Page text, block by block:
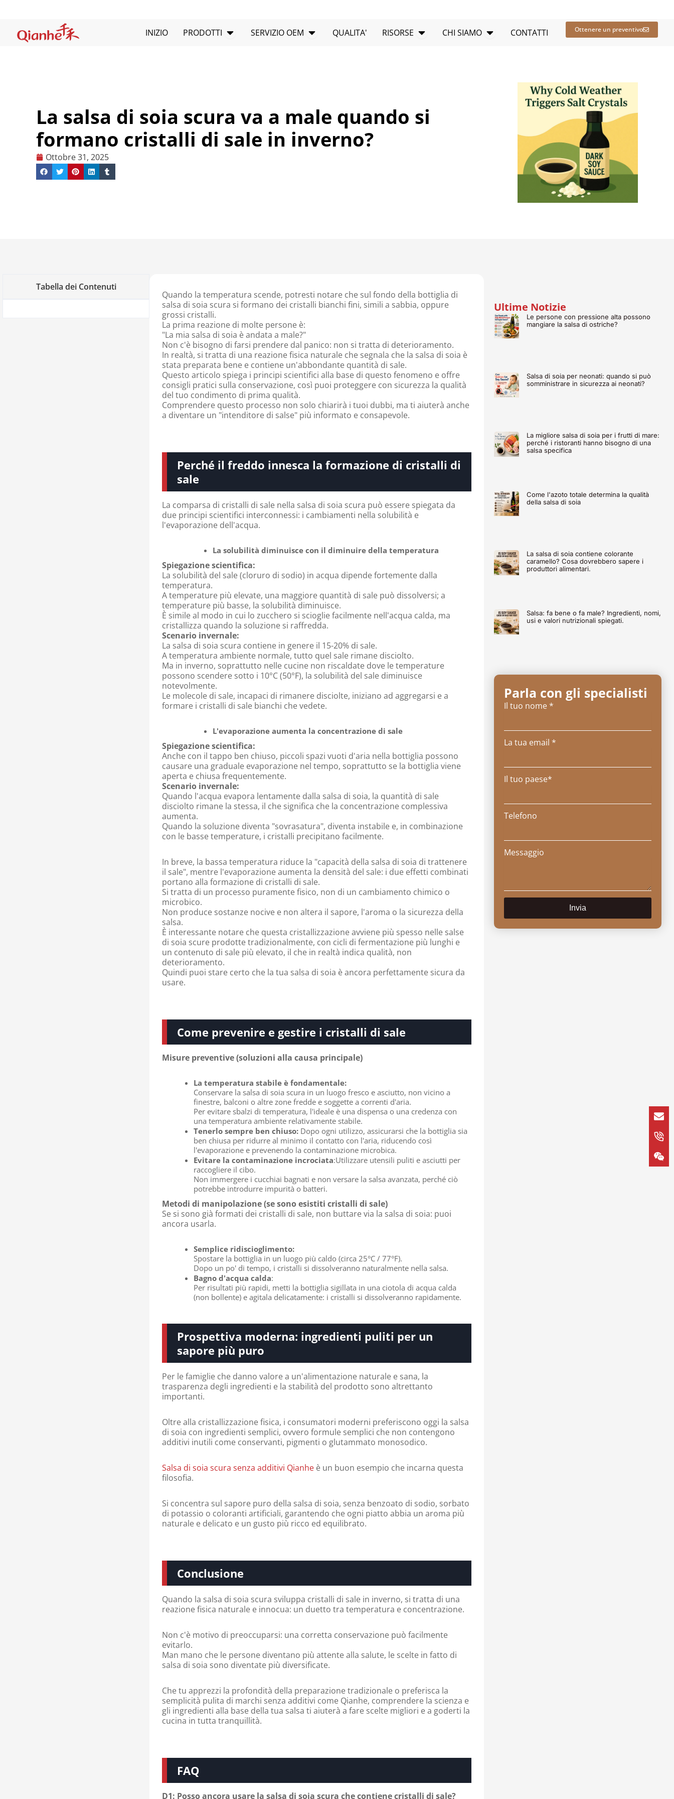
contenuto
INIZIO PRODOTTI Apri PRODOTTI
SERVIZIO OEM Apri il SERVIZIO OEM
QUALITA' RISORSE RISORSE APERTE
CHI SIAMO Apri CHI SIAMO
CONTATTI Ottenere un preventivo
La salsa di soia scura va a male quando si
formano cristalli di sale in inverno?
Ottobre 31, 2025
Tabella dei Contenuti
Quando la temperatura scende, potresti notare che sul fondo della bottiglia di
salsa di soia scura si formano dei cristalli bianchi fini, simili a sabbia, oppure
grossi cristalli.
La prima reazione di molte persone è:
"La mia salsa di soia è andata a male?"
Non c'è bisogno di farsi prendere dal panico: non si tratta di deterioramento.
In realtà, si tratta di una reazione fisica naturale che segnala che la salsa di soia è
stata preparata bene e contiene un'abbondante quantità di sale.
Questo articolo spiega i principi scientifici alla base di questo fenomeno e offre
consigli pratici sulla conservazione, così puoi proteggere con sicurezza la qualità
del tuo condimento di prima qualità.
Comprendere questo processo non solo chiarirà i tuoi dubbi, ma ti aiuterà anche
a diventare un "intenditore di salse" più informato e consapevole.
Perché il freddo innesca la formazione di cristalli di
sale
La comparsa di cristalli di sale nella salsa di soia scura può essere spiegata da
due principi scientifici interconnessi: i cambiamenti nella solubilità e
l'evaporazione dell'acqua.
La solubilità diminuisce con il diminuire della temperatura
Spiegazione scientifica:
La solubilità del sale (cloruro di sodio) in acqua dipende fortemente dalla
temperatura.
A temperature più elevate, una maggiore quantità di sale può dissolversi; a
temperature più basse, la solubilità diminuisce.
È simile al modo in cui lo zucchero si scioglie facilmente nell'acqua calda, ma
cristallizza quando la soluzione si raffredda.
Scenario invernale:
La salsa di soia scura contiene in genere il 15-20% di sale.
A temperatura ambiente normale, tutto quel sale rimane disciolto.
Ma in inverno, soprattutto nelle cucine non riscaldate dove le temperature
possono scendere sotto i 10°C (50°F), la solubilità del sale diminuisce
notevolmente.
Le molecole di sale, incapaci di rimanere disciolte, iniziano ad aggregarsi e a
formare i cristalli di sale bianchi che vedete.
L'evaporazione aumenta la concentrazione di sale
Spiegazione scientifica:
Anche con il tappo ben chiuso, piccoli spazi vuoti d'aria nella bottiglia possono
causare una graduale evaporazione nel tempo, soprattutto se la bottiglia viene
aperta e chiusa frequentemente.
Scenario invernale:
Quando l'acqua evapora lentamente dalla salsa di soia, la quantità di sale
disciolto rimane la stessa, il che significa che la concentrazione complessiva
aumenta.
Quando la soluzione diventa "sovrasatura", diventa instabile e, in combinazione
con le basse temperature, i cristalli precipitano facilmente.
In breve, la bassa temperatura riduce la "capacità della salsa di soia di trattenere
il sale", mentre l'evaporazione aumenta la densità del sale: i due effetti combinati
portano alla formazione di cristalli di sale.
Si tratta di un processo puramente fisico, non di un cambiamento chimico o
microbico.
Non produce sostanze nocive e non altera il sapore, l'aroma o la sicurezza della
salsa.
È interessante notare che questa cristallizzazione avviene più spesso nelle salse
di soia scure prodotte tradizionalmente, con cicli di fermentazione più lunghi e
un contenuto di sale più elevato, il che in realtà indica qualità, non
deterioramento.
Quindi puoi stare certo che la tua salsa di soia è ancora perfettamente sicura da
usare.
Come prevenire e gestire i cristalli di sale
Misure preventive (soluzioni alla causa principale)
La temperatura stabile è fondamentale:
Conservare la salsa di soia scura in un luogo fresco e asciutto, non vicino a
finestre, balconi o altre zone fredde e soggette a correnti d'aria.
Per evitare sbalzi di temperatura, l'ideale è una dispensa o una credenza con
una temperatura ambiente relativamente stabile.
Tenerlo sempre ben chiuso: Dopo ogni utilizzo, assicurarsi che la bottiglia sia
ben chiusa per ridurre al minimo il contatto con l'aria, riducendo così
l'evaporazione e prevenendo la contaminazione microbica.
Evitare la contaminazione incrociata:Utilizzare utensili puliti e asciutti per
raccogliere il cibo.
Non immergere i cucchiai bagnati e non versare la salsa avanzata, perché ciò
potrebbe introdurre impurità o batteri.
Metodi di manipolazione (se sono esistiti cristalli di sale)
Se si sono già formati dei cristalli di sale, non buttare via la salsa di soia: puoi
ancora usarla.
Semplice ridiscioglimento:
Spostare la bottiglia in un luogo più caldo (circa 25°C / 77°F).
Dopo un po' di tempo, i cristalli si dissolveranno naturalmente nella salsa.
Bagno d'acqua calda:
Per risultati più rapidi, metti la bottiglia sigillata in una ciotola di acqua calda
(non bollente) e agitala delicatamente: i cristalli si dissolveranno rapidamente.
Prospettiva moderna: ingredienti puliti per un
sapore più puro
Per le famiglie che danno valore a un'alimentazione naturale e sana, la
trasparenza degli ingredienti e la stabilità del prodotto sono altrettanto
importanti.
Oltre alla cristallizzazione fisica, i consumatori moderni preferiscono oggi la salsa
di soia con ingredienti semplici, ovvero formule semplici che non contengono
additivi inutili come conservanti, pigmenti o glutammato monosodico.
Salsa di soia scura senza additivi Qianhe è un buon esempio che incarna questa
filosofia.
Si concentra sul sapore puro della salsa di soia, senza benzoato di sodio, sorbato
di potassio o coloranti artificiali, garantendo che ogni piatto abbia un aroma più
naturale e delicato e un gusto più ricco ed equilibrato.
Conclusione
Quando la salsa di soia scura sviluppa cristalli di sale in inverno, si tratta di una
reazione fisica naturale e innocua: un duetto tra temperatura e concentrazione.
Non c'è motivo di preoccuparsi: una corretta conservazione può facilmente
evitarlo.
Man mano che le persone diventano più attente alla salute, le scelte in fatto di
salsa di soia sono diventate più diversificate.
Che tu apprezzi la profondità della preparazione tradizionale o preferisca la
semplicità pulita di marchi senza additivi come Qianhe, comprendere la scienza e
gli ingredienti alla base della tua salsa ti aiuterà a fare scelte migliori e a goderti la
cucina in tutta tranquillità.
FAQ
D1: Posso ancora usare la salsa di soia scura che contiene cristalli di sale?
Ultime Notizie
Le persone con pressione alta possono
mangiare la salsa di ostriche?
Salsa di soia per neonati: quando si può
somministrare in sicurezza ai neonati?
La migliore salsa di soia per i frutti di mare:
perché i ristoranti hanno bisogno di una
salsa specifica
Come l'azoto totale determina la qualità
della salsa di soia
La salsa di soia contiene colorante
caramello? Cosa dovrebbero sapere i
produttori alimentari.
Salsa: fa bene o fa male? Ingredienti, nomi,
usi e valori nutrizionali spiegati.
Parla con gli specialisti
Il tuo nome *
La tua email *
Il tuo paese*
Telefono
Messaggio
Invia